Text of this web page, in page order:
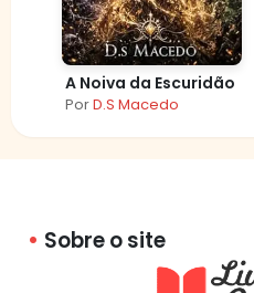
A Noiva da Escuridão
PorD.S Macedo
Sobre o site